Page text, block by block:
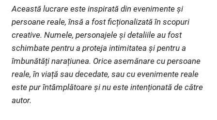
Această lucrare este inspirată din evenimente și
persoane reale, însă a fost ficționalizată în scopuri
creative. Numele, personajele și detaliile au fost
schimbate pentru a proteja intimitatea și pentru a
îmbunătăți narațiunea. Orice asemănare cu persoane
reale, în viață sau decedate, sau cu evenimente reale
este pur întâmplătoare și nu este intenționată de către
autor.